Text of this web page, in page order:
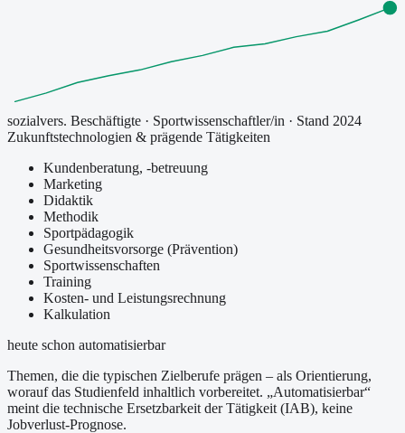
sozialvers. Beschäftigte · Sportwissenschaftler/in · Stand 2024
Zukunftstechnologien & prägende Tätigkeiten
Kundenberatung, -betreuung
Marketing
Didaktik
Methodik
Sportpädagogik
Gesundheitsvorsorge (Prävention)
Sportwissenschaften
Training
Kosten- und Leistungsrechnung
Kalkulation
heute schon automatisierbar
Themen, die die typischen Zielberufe prägen – als Orientierung,
worauf das Studienfeld inhaltlich vorbereitet. „Automatisierbar“
meint die technische Ersetzbarkeit der Tätigkeit (IAB), keine
Jobverlust-Prognose.